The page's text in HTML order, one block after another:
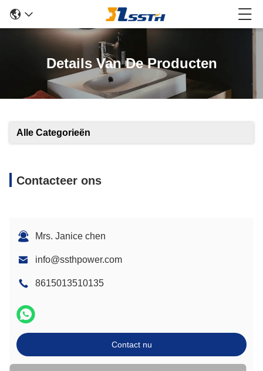
Details Van De Producten
Alle Categorieën
Contacteer ons
Mrs. Janice chen
info@ssthpower.com
8615013510135
Contact nu